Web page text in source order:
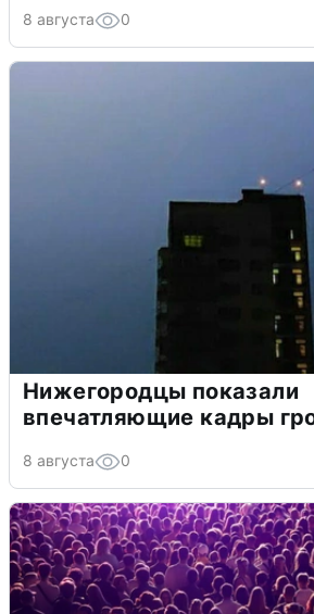
8 августа 0
Нижегородцы показали
впечатляющие кадры
8 августа 0